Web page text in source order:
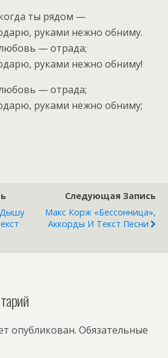
ты рядом —
руками нежно обниму.
— отрада;
руками нежно обниму!
— отрада;
руками нежно обниму;
Следующая Запись
Макс Корж «Бессонница»,
Аккорды И Текст Песни
опубликован. Обязательные